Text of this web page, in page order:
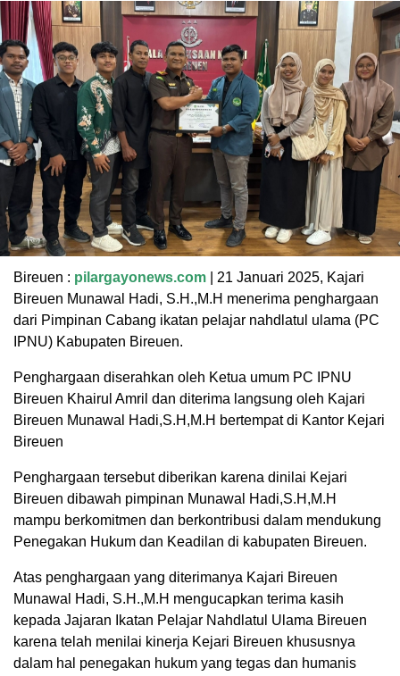
Bireuen : pilargayonews.com | 21 Januari 2025, Kajari
Bireuen Munawal Hadi, S.H.,M.H menerima penghargaan
dari Pimpinan Cabang ikatan pelajar nahdlatul ulama (PC
IPNU) Kabupaten Bireuen.
Penghargaan diserahkan oleh Ketua umum PC IPNU
Bireuen Khairul Amril dan diterima langsung oleh Kajari
Bireuen Munawal Hadi,S.H,M.H bertempat di Kantor Kejari
Bireuen
Penghargaan tersebut diberikan karena dinilai Kejari
Bireuen dibawah pimpinan Munawal Hadi,S.H,M.H
mampu berkomitmen dan berkontribusi dalam mendukung
Penegakan Hukum dan Keadilan di kabupaten Bireuen.
Atas penghargaan yang diterimanya Kajari Bireuen
Munawal Hadi, S.H.,M.H mengucapkan terima kasih
kepada Jajaran Ikatan Pelajar Nahdlatul Ulama Bireuen
karena telah menilai kinerja Kejari Bireuen khususnya
dalam hal penegakan hukum yang tegas dan humanis